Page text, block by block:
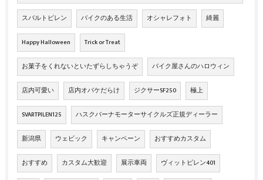
スバルトピレン バイクのある生活 オシャレフォト 綺麗
Happy Halloween Trick or Treat
お菓子をくれないといたずらしちゃうぞ バイク屋さんのハロウィン
店内可愛い 店内オバケだらけ ジクサーSF250 極上
SVARTPILEN125 ハスクバーナモーターサイクルズ正規ディーラー
新潟県 ウェビック キャンペーン おすすめカスタム
おすすめ カスタム大歓迎 展示車両 ヴィットピレン401